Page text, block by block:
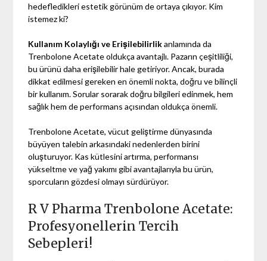
hedefledikleri estetik görünüm de ortaya çıkıyor. Kim
istemez ki?
Kullanım Kolaylığı ve Erişilebilirlikanlamında da
Trenbolone Acetate oldukça avantajlı. Pazarın çeşitliliği,
bu ürünü daha erişilebilir hale getiriyor. Ancak, burada
dikkat edilmesi gereken en önemli nokta, doğru ve bilinçli
bir kullanım. Sorular sorarak doğru bilgileri edinmek, hem
sağlık hem de performans açısından oldukça önemli.
Trenbolone Acetate, vücut geliştirme dünyasında
büyüyen talebin arkasındaki nedenlerden birini
oluşturuyor. Kas kütlesini artırma, performansı
yükseltme ve yağ yakımı gibi avantajlarıyla bu ürün,
sporcuların gözdesi olmayı sürdürüyor.
R V Pharma Trenbolone Acetate:
Profesyonellerin Tercih
Sebepleri!